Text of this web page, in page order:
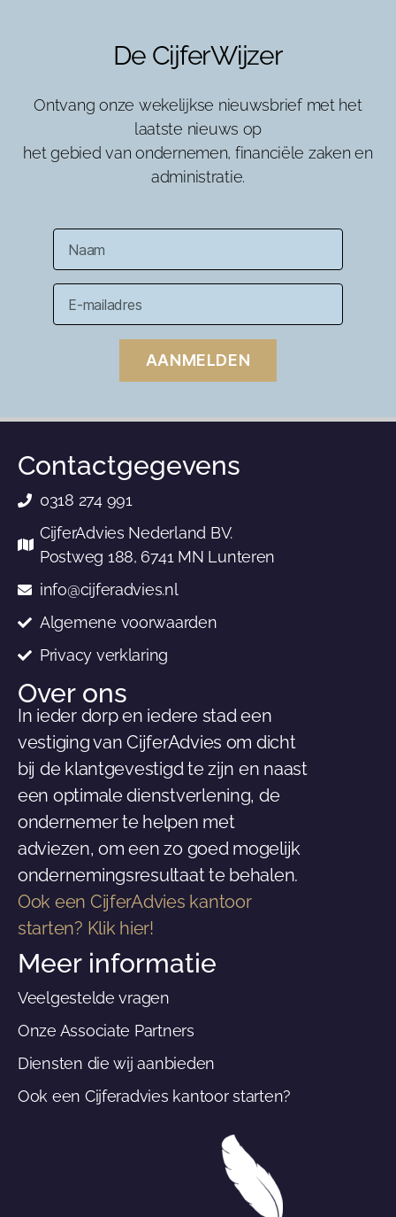
De CijferWijzer
Ontvang onze wekelijkse nieuwsbrief met het
laatste nieuws op
het gebied van ondernemen, financiële zaken en
administratie.
AANMELDEN
Contactgegevens
0318 274 991
CijferAdvies Nederland BV.
Postweg 188, 6741 MN Lunteren
info@cijferadvies.nl
Algemene voorwaarden
Privacy verklaring
Over ons
In ieder dorp en iedere stad een
vestiging van CijferAdvies om dicht
bij de klantgevestigd te zijn en naast
een optimale dienstverlening, de
ondernemer te helpen met
adviezen, om een zo goed mogelijk
ondernemingsresultaat te behalen.
Ook een CijferAdvies kantoor
starten? Klik hier!
Meer informatie
Veelgestelde vragen
Onze Associate Partners
Diensten die wij aanbieden
Ook een Cijferadvies kantoor starten?